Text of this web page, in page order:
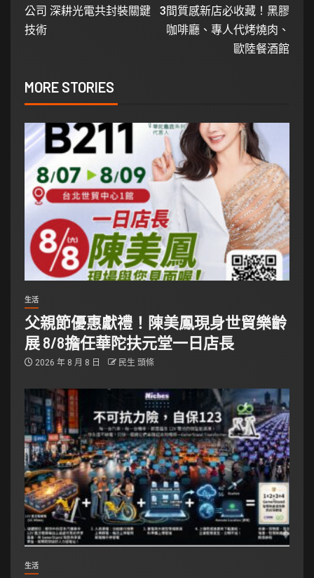
公司 深耕光電共封裝關鍵
技術
3間質感新店必收藏！黑膠
咖啡廳、專人代烤燒肉、
歐陸餐酒館
MORE STORIES
生活
父親節優惠獻禮！陳美鳳現身世貿樂齡
展 8/8擔任華陀扶元堂一日店長
2026 年 8 月 8 日 民生 頭條
生活